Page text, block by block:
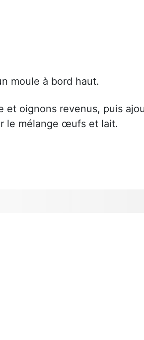
moule à bord haut.
et oignons revenus, puis
le mélange œufs et lait.